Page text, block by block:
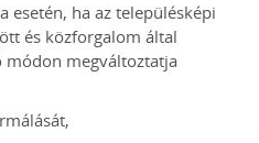
esetén, ha az településképi
és közforgalom által
megváltoztatja